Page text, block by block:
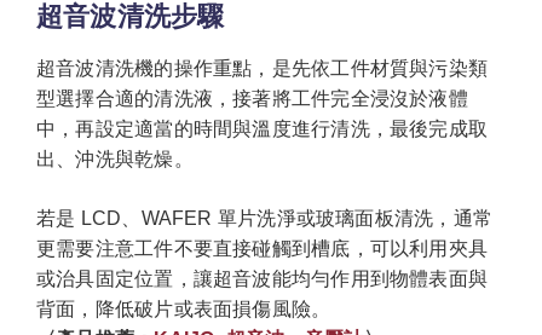
超音波清洗步驟
超音波清洗機的操作重點，是先依工件材質與污染類
型選擇合適的清洗液，接著將工件完全浸沒於液體
中，再設定適當的時間與溫度進行清洗，最後完成取
出、沖洗與乾燥。
若是 LCD、WAFER 單片洗淨或玻璃面板清洗，通常
更需要注意工件不要直接碰觸到槽底，可以利用夾具
或治具固定位置，讓超音波能均勻作用到物體表面與
背面，降低破片或表面損傷風險。